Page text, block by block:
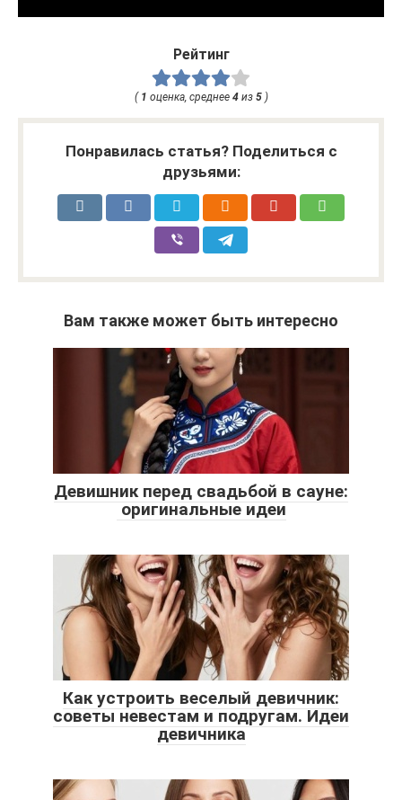
Рейтинг
( 1 оценка, среднее 4из 5)
Понравилась статья? Поделиться с
друзьями:
Вам также может быть интересно
Девишник перед свадьбой в сауне:
оригинальные идеи
Как устроить веселый девичник:
советы невестам и подругам. Идеи
девичника